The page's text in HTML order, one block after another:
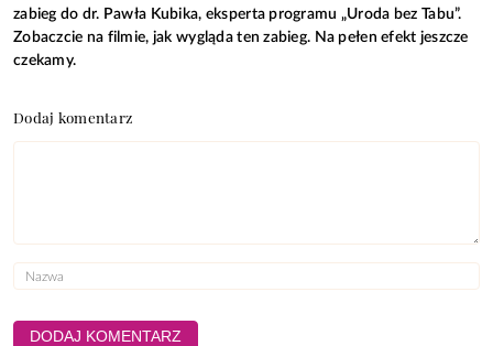
zabieg do dr. Pawła Kubika, eksperta programu „Uroda bez Tabu”.
Zobaczcie na filmie, jak wygląda ten zabieg. Na pełen efekt jeszcze
czekamy.
Dodaj komentarz